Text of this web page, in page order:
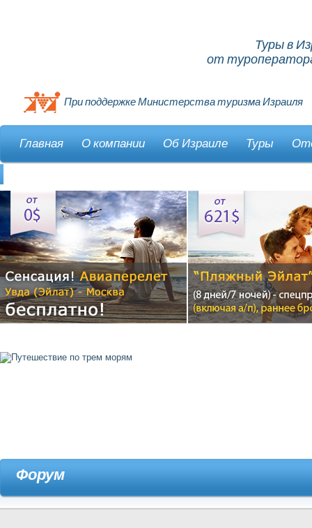
При поддержке Министерства туризма Израиля
Туры в
от
Главная О компании Об Израиле Туры
Форум